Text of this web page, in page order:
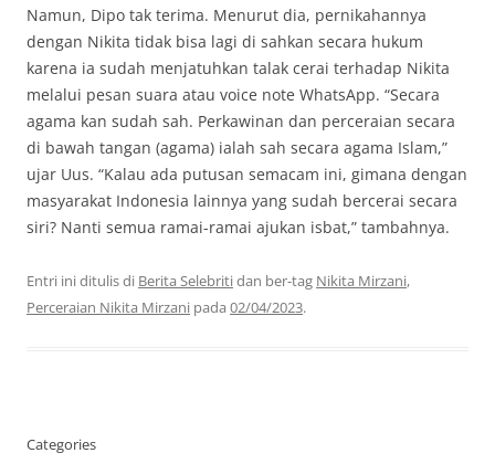
Namun, Dipo tak terima. Menurut dia, pernikahannya
dengan Nikita tidak bisa lagi di sahkan secara hukum
karena ia sudah menjatuhkan talak cerai terhadap Nikita
melalui pesan suara atau voice note WhatsApp. “Secara
agama kan sudah sah. Perkawinan dan perceraian secara
di bawah tangan (agama) ialah sah secara agama Islam,”
ujar Uus. “Kalau ada putusan semacam ini, gimana dengan
masyarakat Indonesia lainnya yang sudah bercerai secara
siri? Nanti semua ramai-ramai ajukan isbat,” tambahnya.
Entri ini ditulis di Berita Selebritidan ber-tag Nikita Mirzani,
Perceraian Nikita Mirzani pada 02/04/2023.
Categories